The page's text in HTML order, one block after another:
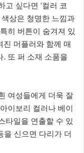
고 싶다면 ‘컬러 코
상은 청명한 느낌과
히 버튼이 숨겨져 있
머플러와 함께 매
. 또 퍼 소재 소품을
여성들에게 더욱 잘
이보리 컬러나 베이
타일을 연출할 수 있
을 신으면 다리가 더